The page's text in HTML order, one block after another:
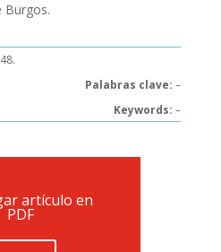
Burgos.
Palabras clave:–
Keywords: –
artículo en
PDF